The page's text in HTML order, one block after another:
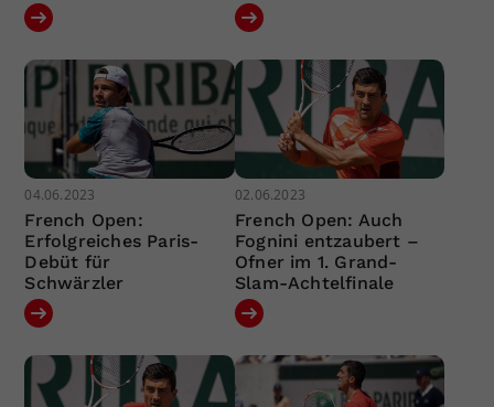
04.06.2023
French Open:
Erfolgreiches Paris-
Debüt für
Schwärzler
02.06.2023
French Open: Auch
Fognini entzaubert –
Ofner im 1. Grand-
Slam-Achtelfinale